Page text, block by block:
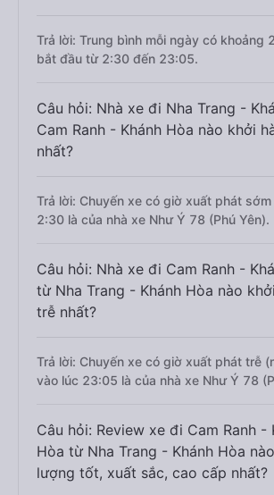
Trả lời: Trung bình mỗi ngày có khoảng
bắt đầu từ 2:30 đến 23:05.
Câu hỏi: Nhà xe đi Nha Trang -
Cam Ranh - Khánh Hòa nào khởi
nhất?
Trả lời: Chuyến xe có giờ xuất phát
2:30 là của nhà xe Như Ý 78 (Phú Yên).
Câu hỏi: Nhà xe đi Cam Ranh -
từ Nha Trang - Khánh Hòa nào
trễ nhất?
Trả lời: Chuyến xe có giờ xuất phát trễ
vào lúc 23:05 là của nhà xe Như Ý 78
Câu hỏi: Review xe đi Cam Ranh -
Hòa từ Nha Trang - Khánh Hòa
lượng tốt, xuất sắc, cao cấp nhất?